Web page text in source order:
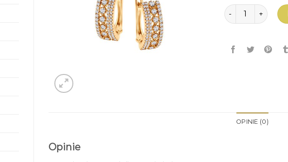
ilość yes kolczyki
OPINIE (0)
Opinie